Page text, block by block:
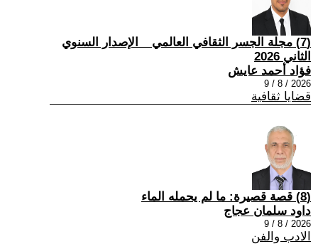
(7) مجلة الجسر الثقافي العالمي _ الإصدار السنوي
الثاني 2026
فؤاد أحمد عايش
2026 / 8 / 9
قضايا ثقافية
(8) قصة قصيرة: ما لم يحمله الماء
داود سلمان عجاج
2026 / 8 / 9
الادب والفن